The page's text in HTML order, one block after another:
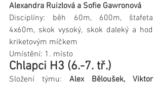
Alexandra Ruizlová a Sofie Gawronová
Disciplíny: běh 60m, 600m, štafeta
4x60m, skok vysoký, skok daleký a hod
kriketovým míčkem
Umístění: 1. místo
Chlapci H3 (6.-7. tř.)
Složení týmu: Alex Běloušek, Viktor